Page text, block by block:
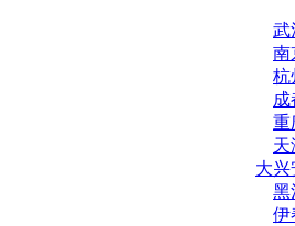
武
南
杭
成
重
天
大兴
黑
伊